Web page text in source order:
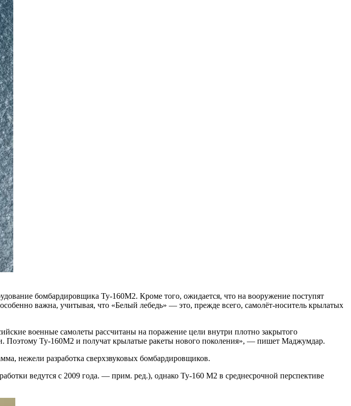
бомбардировщика Ту-160М2. Кроме того, ожидается, что на вооружение поступят
важна, учитывая, что «Белый лебедь» — это, прежде всего, самолёт-носитель крылатых
военные самолеты рассчитаны на поражение цели внутри плотно закрытого
Поэтому Ту-160М2 и получат крылатые ракеты нового поколения», — пишет Маджумдар.
нежели разработка сверхзвуковых бомбардировщиков.
ведутся с 2009 года. — прим. ред.), однако Ту-160 М2 в среднесрочной перспективе